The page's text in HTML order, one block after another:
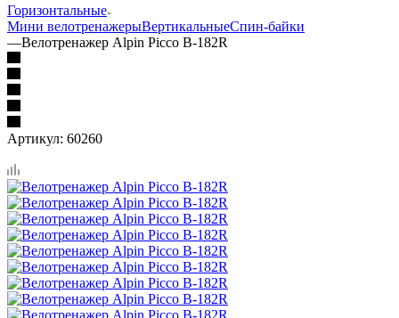
Горизонтальные
Мини велотренажерыВертикальныеСпин-байки
—Велотренажер Alpin Picco B-182R
Артикул: 60260